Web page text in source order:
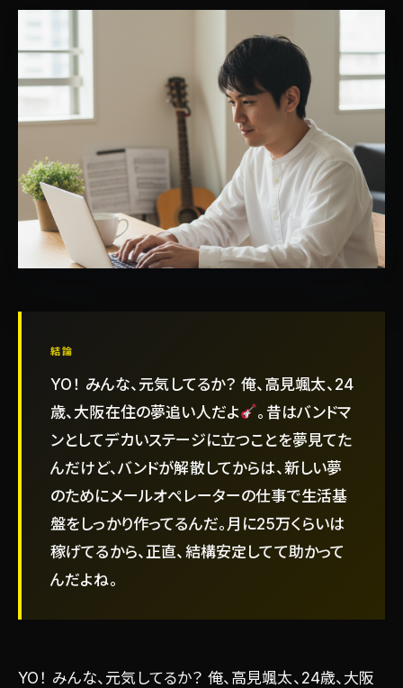
結論
YO！ みんな、元気してるか？ 俺、高見颯太、24
歳、大阪在住の夢追い人だよ
。昔はバンドマ
ンとしてデカいステージに立つことを夢見てた
んだけど、バンドが解散してからは、新しい夢
のためにメールオペレーターの仕事で生活基
盤をしっかり作ってるんだ。月に25万くらいは
稼げてるから、正直、結構安定してて助かって
んだよね。
YO！ みんな、元気してるか？ 俺、高見颯太、24歳、大阪